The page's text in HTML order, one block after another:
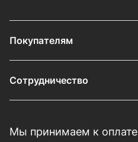
Покупателям
Сотрудничество
Мы принимаем к оплате